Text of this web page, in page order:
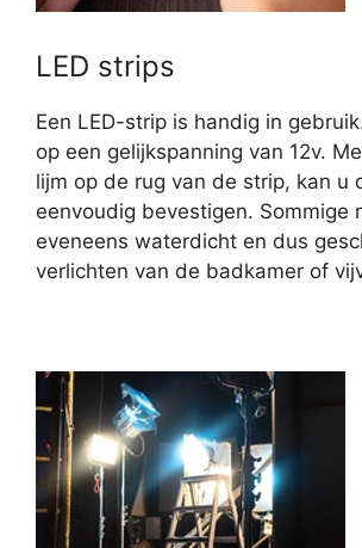
LED strips
Een LED-strip is handig in
op een gelijkspanning van 12v.
lijm op de rug van de strip, kan u
eenvoudig bevestigen. Sommige
eveneens waterdicht en dus
verlichten van de badkamer of